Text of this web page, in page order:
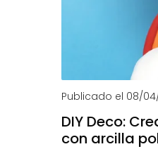
Publicado el 08/
DIY Deco:
con arcilla